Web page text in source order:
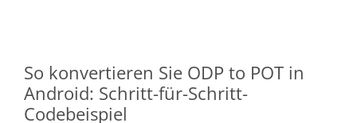
So konvertieren Sie ODP to POT in
Android: Schritt-für-Schritt-
Codebeispiel